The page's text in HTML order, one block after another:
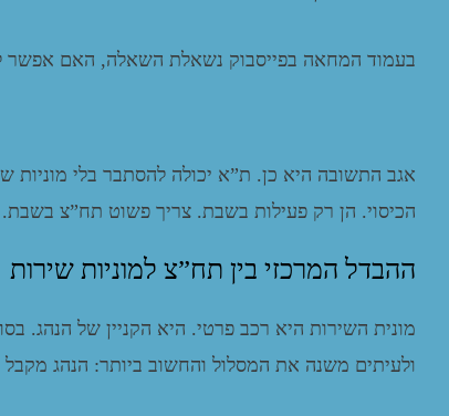
בעמוד המחאה בפייסבוק נשאלת השאלה, האם אפשר
אגב התשובה היא כן. ת”א יכולה להסתבר בלי מוניות
הכיסוי. הן רק פעילות בשבת. צריך פשוט תח”צ בשבת.
ההבדל המרכזי בין תח”צ למוניות שירות
מונית השירות היא רכב פרטי. היא הקניין של הנהג.
ולעיתים משנה את המסלול והחשוב ביותר: הנהג